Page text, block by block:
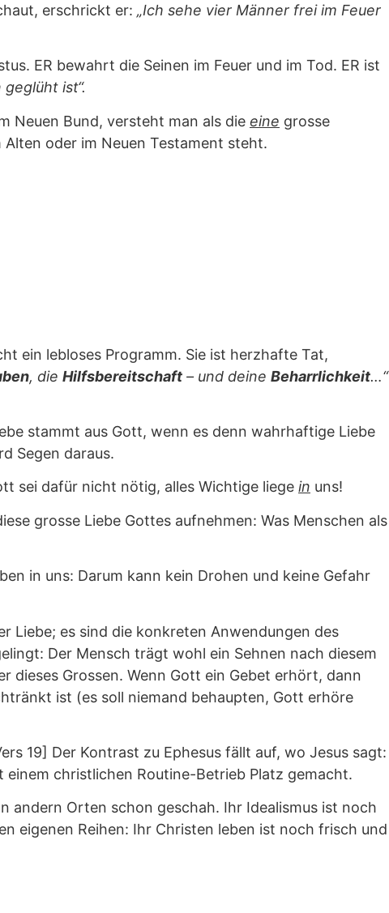
erschrickt er: „Ich sehe vier Männer frei im Feuer
ER bewahrt die Seinen im Feuer und im Tod. ER ist
ist“.
Neuen Bund, versteht man als die eine grosse
oder im Neuen Testament steht.
ein lebloses Programm. Sie ist herzhafte Tat,
, die Hilfsbereitschaft – und deine Beharrlichkeit…“
stammt aus Gott, wenn es denn wahrhaftige Liebe
Segen daraus.
sei dafür nicht nötig, alles Wichtige liege in uns!
grosse Liebe Gottes aufnehmen: Was Menschen als
in uns: Darum kann kein Drohen und keine Gefahr
Liebe; es sind die konkreten Anwendungen des
Der Mensch trägt wohl ein Sehnen nach diesem
dieses Grossen. Wenn Gott ein Gebet erhört, dann
ist (es soll niemand behaupten, Gott erhöre
19] Der Kontrast zu Ephesus fällt auf, wo Jesus sagt:
christlichen Routine-Betrieb Platz gemacht.
andern Orten schon geschah. Ihr Idealismus ist noch
eigenen Reihen: Ihr Christen leben ist noch frisch und